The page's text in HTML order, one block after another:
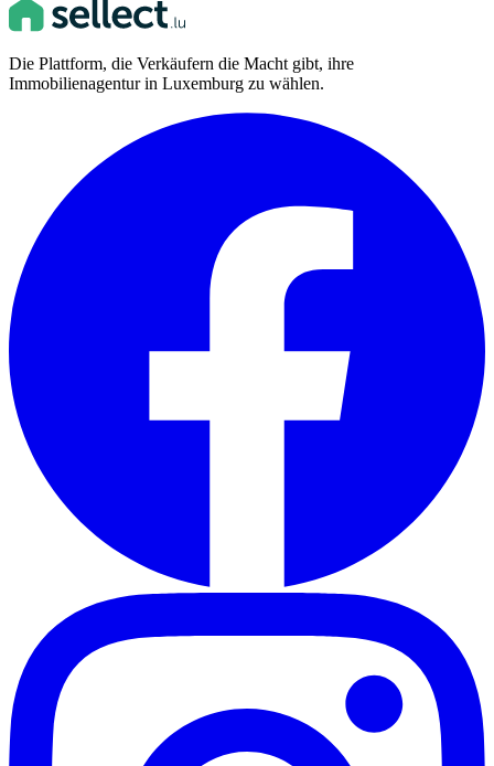
Die Plattform, die Verkäufern die Macht gibt, ihre
Immobilienagentur in Luxemburg zu wählen.